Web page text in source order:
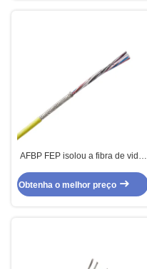
AFBP FEP isolou a fibra de vidro
temperatura protegido para
sensores de temperatura
Obtenha o melhor preço